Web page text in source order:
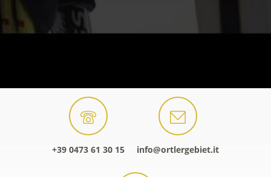
+39 0473 61 30 15 info@ortlergebiet.it